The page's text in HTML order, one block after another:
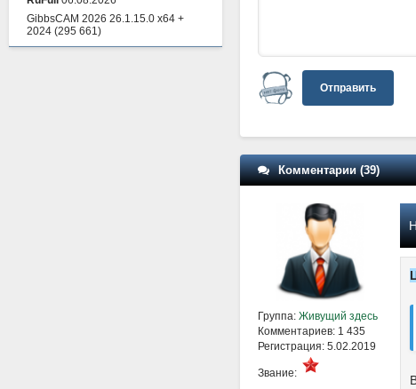
Отправить
Комментарии (39)
Группа: Живущий здесь
Комментариев: 1 435
Регистрация: 5.02.2019
Звание:
GibbsCAM 2026 26.1.15.0 x64 +
2024 (295 661)